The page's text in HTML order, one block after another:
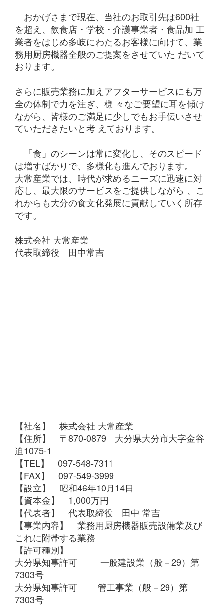
おかげさまで現在、当社のお取引先は600社
を超え、飲食店・学校・介護事業者・食品加 工
業者をはじめ多岐にわたるお客様に向けて、業
務用厨房機器全般のご提案をさせていた だいて
おります。
さらに販売業務に加えアフターサービスにも万
全の体制で力を注ぎ、様 々なご要望に耳を傾け
ながら、皆様のご満足に少しでもお手伝いさせ
ていただきたいと考 えております。
「食」のシーンは常に変化し、そのスピード
は増すばかりで、多様化も進んでおります。
大常産業では、時代が求めるニーズに迅速に対
応し、最大限のサービスをご提供しながら 、こ
れからも大分の食文化発展に貢献していく所存
です。
株式会社 大常産業
代表取締役 田中常吉
【社名】 株式会社 大常産業
【住所】 〒870-0879 大分県大分市大字金谷
迫1075-1
【TEL】 097-548-7311
【FAX】 097-549-3999
【設立】 昭和46年10月14日
【資本金】 1,000万円
【代表者】 代表取締役 田中 常吉
【事業内容】 業務用厨房機器販売設備業及び
これに附帯する業務
【許可種別】
大分県知事許可 一般建設業（般－29）第
7303号
大分県知事許可 管工事業（般－29）第
7303号